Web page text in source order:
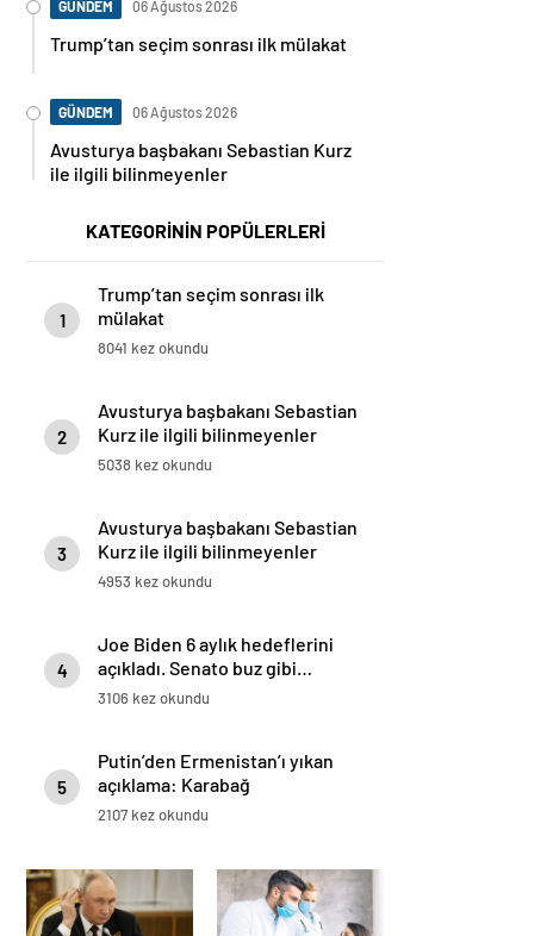
GÜNDEM 06 Ağustos 2026
Trump’tan seçim sonrası ilk mülakat
GÜNDEM 06 Ağustos 2026
Avusturya başbakanı Sebastian Kurz
ile ilgili bilinmeyenler
KATEGORİNİN POPÜLERLERİ
1
Trump’tan seçim sonrası ilk
mülakat
8041 kez okundu
2
Avusturya başbakanı Sebastian
Kurz ile ilgili bilinmeyenler
5038 kez okundu
3
Avusturya başbakanı Sebastian
Kurz ile ilgili bilinmeyenler
4953 kez okundu
4
Joe Biden 6 aylık hedeflerini
açıkladı. Senato buz gibi…
3106 kez okundu
5
Putin’den Ermenistan’ı yıkan
açıklama: Karabağ
Azerbaycan’ın ayrılmaz bir
2107 kez okundu